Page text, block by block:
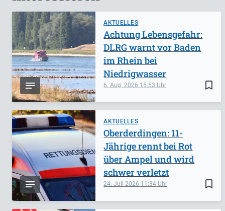
AKTUELLES
bookmark_border
6. Aug. 2026 15:53
Achtung Lebensgefahr:
DLRG warnt vor Baden
im Rhein bei
Niedrigwasser
AKTUELLES
bookmark_border
24. Juli 2026 11:34
Oberderdingen: 11-
Jährige rennt bei Rot
über Ampel und wird
schwer verletzt